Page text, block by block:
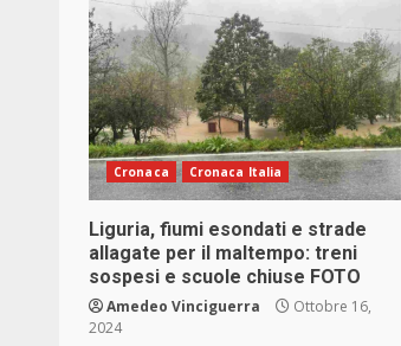
Cronaca Cronaca Italia
Liguria, fiumi esondati e strade
allagate per il maltempo: treni
sospesi e scuole chiuse FOTO
Amedeo Vinciguerra
Ottobre 16,
2024